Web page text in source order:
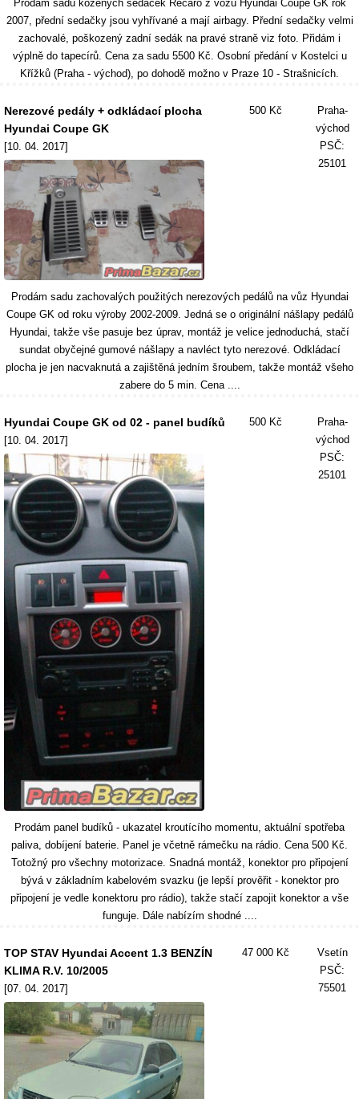
Prodám sadu kožených sedaček Recaro z vozu Hyundai Coupe GK rok
2007, přední sedačky jsou vyhřívané a mají airbagy. Přední sedačky velmi
zachovalé, poškozený zadní sedák na pravé straně viz foto. Přidám i
výplně do tapecírů. Cena za sadu 5500 Kč. Osobní předání v Kostelci u
Křížků (Praha - východ), po dohodě možno v Praze 10 - Strašnicích.
Nerezové pedály + odkládací plocha
Hyundai Coupe GK
[10. 04. 2017]
500 Kč
Praha-
východ
PSČ:
25101
Prodám sadu zachovalých použitých nerezových pedálů na vůz Hyundai
Coupe GK od roku výroby 2002-2009. Jedná se o originální nášlapy pedálů
Hyundai, takže vše pasuje bez úprav, montáž je velice jednoduchá, stačí
sundat obyčejné gumové nášlapy a navléct tyto nerezové. Odkládací
plocha je jen nacvaknutá a zajištěná jedním šroubem, takže montáž všeho
zabere do 5 min. Cena ....
Hyundai Coupe GK od 02 - panel budíků
[10. 04. 2017]
500 Kč
Praha-
východ
PSČ:
25101
Prodám panel budíků - ukazatel kroutícího momentu, aktuální spotřeba
paliva, dobíjení baterie. Panel je včetně rámečku na rádio. Cena 500 Kč.
Totožný pro všechny motorizace. Snadná montáž, konektor pro připojení
bývá v základním kabelovém svazku (je lepší prověřit - konektor pro
připojení je vedle konektoru pro rádio), takže stačí zapojit konektor a vše
funguje. Dále nabízím shodné ....
TOP STAV Hyundai Accent 1.3 BENZÍN
KLIMA R.V. 10/2005
[07. 04. 2017]
47 000 Kč
Vsetín
PSČ:
75501